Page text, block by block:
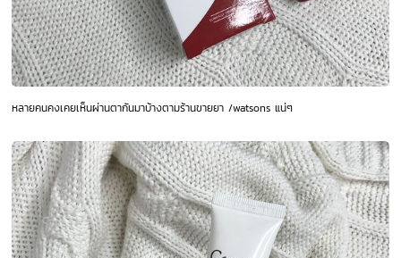
หลายคนคงเคยเห็นผ่านตากันมาบ้างตามร้านขายยา /watsons แน่ๆ